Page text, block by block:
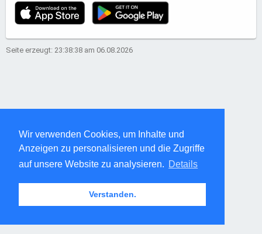
Wir verwenden Cookies, um Inhalte und
Anzeigen zu personalisieren und die Zugriffe
auf unsere Website zu analysieren. Details
Verstanden.
Seite erzeugt: 23:38:38 am 06.08.2026